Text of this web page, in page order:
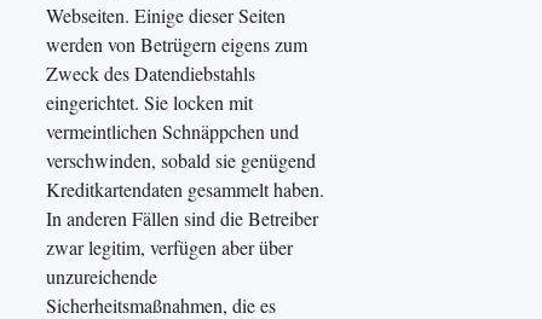
Webseiten. Einige dieser Seiten
werden von Betrügern eigens zum
Zweck des Datendiebstahls
eingerichtet. Sie locken mit
vermeintlichen Schnäppchen und
verschwinden, sobald sie genügend
Kreditkartendaten gesammelt haben.
In anderen Fällen sind die Betreiber
zwar legitim, verfügen aber über
unzureichende
Sicherheitsmaßnahmen, die es